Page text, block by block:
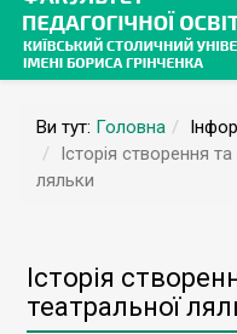
Ви тут: Головна
Історія створення
ляльки
Історія
театральної